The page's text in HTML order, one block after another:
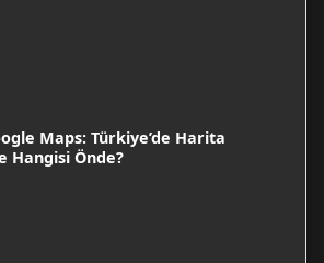
Maps: Türkiye’de Harita
Hangisi Önde?